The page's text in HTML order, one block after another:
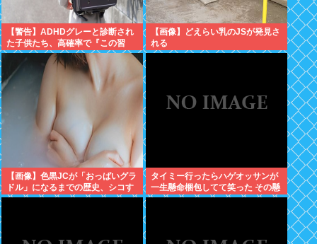
【警告】ADHDグレーと診断され
た子供たち、高確率で『この習
慣』をやっていた→！！！
【画像】どえらい乳のJSが発見さ
れる
【画像】色黒JCが「おっぱいグラ
ドル」になるまでの歴史、シコす
ぎるwww
タイミー行ったらハゲオッサンが
一生懸命梱包してて笑った その懸
命さを別の場面で活かせよ